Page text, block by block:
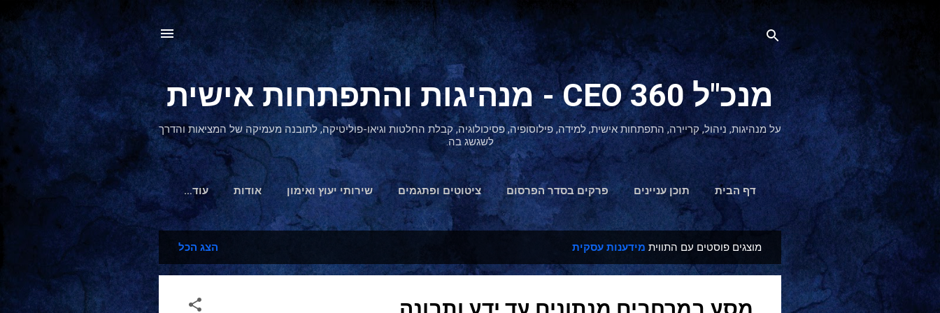
דילוג לתוכן הראשי
מנכ"ל 360 CEO - מנהיגות והתפתחות אישית
על מנהיגות, ניהול, קריירה, התפתחות אישית, למידה, פילוסופיה, פסיכולוגיה, קבלת החלטות וגיאו-פוליטיקה, לתובנה מעמיקה של המציאות והדרך
לשגשג בה.
דף הבית תוכן עניינים פרקים בסדר הפרסום ציטוטים ופתגמים שירותי יעוץ ואימון אודות ‏עוד…
הצהרת נגישות
ש
מוצגים פוסטים עם התווית מידענות עסקית הצג הכל